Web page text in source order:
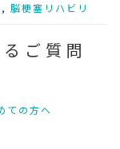
,脳梗塞リハビリ
ご質問
ての方へ